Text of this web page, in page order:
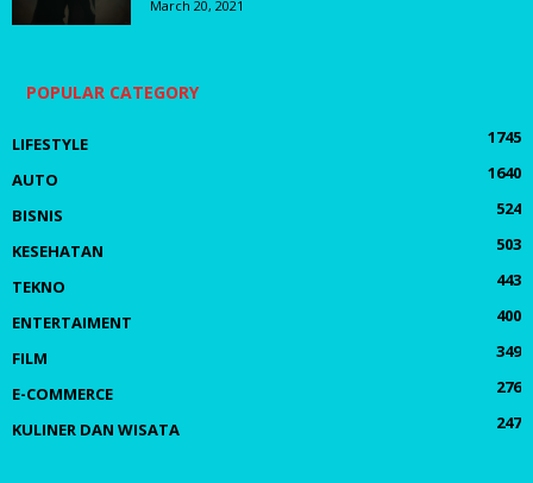
March 20, 2021
POPULAR CATEGORY
LIFESTYLE
1745
AUTO
1640
BISNIS
524
KESEHATAN
503
TEKNO
443
ENTERTAIMENT
400
FILM
349
E-COMMERCE
276
KULINER DAN WISATA
247